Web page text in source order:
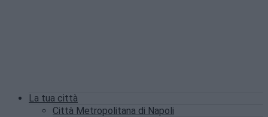
La tua città
Città Metropolitana di Napoli